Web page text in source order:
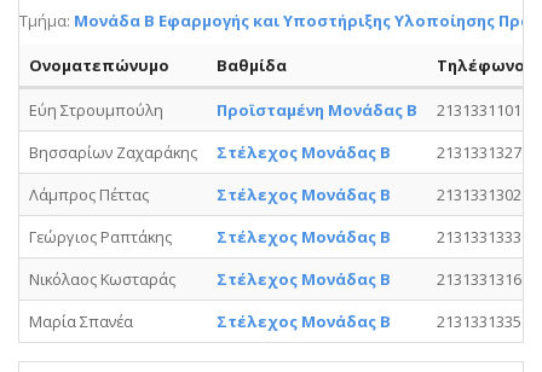
Τμήμα: Μονάδα Β Εφαρμογής και Υποστήριξης Υλοποίησης
Ονοματεπώνυμο Βαθμίδα Τηλέφωνο
Εύη Στρουμπούλη Προϊσταμένη Μονάδας Β
2131331101
Βησσαρίων Ζαχαράκης
Στέλεχος Μονάδας Β
2131331327
Λάμπρος Πέττας
Στέλεχος Μονάδας Β
2131331302
Γεώργιος Ραπτάκης
Στέλεχος Μονάδας Β
2131331333
Νικόλαος Κωσταράς
Στέλεχος Μονάδας Β
2131331316
Μαρία Σπανέα
Στέλεχος Μονάδας Β 2131331335